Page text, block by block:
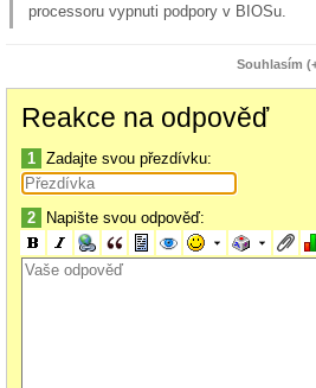
processoru vypnuti podpory v BIOSu.
Souhlasím
Reakce na odpověď
1 Zadajte svou přezdívku:
2 Napište svou odpověď: